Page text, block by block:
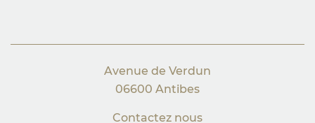
Avenue de Verdun
06600 Antibes
Contactez nous